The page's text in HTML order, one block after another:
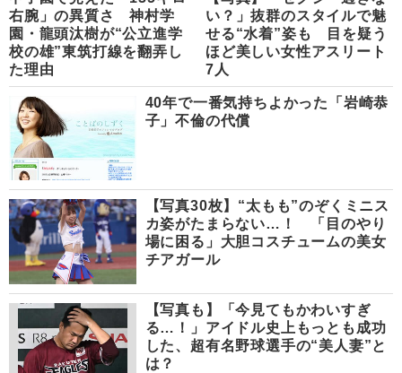
右腕」の異質さ 神村学
園・龍頭汰樹が“公立進学
校の雄”東筑打線を翻弄し
た理由
い？」抜群のスタイルで魅
せる“水着”姿も 目を疑う
ほど美しい女性アスリート
7人
40年で一番気持ちよかった「岩崎恭
子」不倫の代償
【写真30枚】“太もも”のぞくミニス
カ姿がたまらない…！ 「目のやり
場に困る」大胆コスチュームの美女
チアガール
【写真も】「今見てもかわいすぎ
る…！」アイドル史上もっとも成功
した、超有名野球選手の“美人妻”と
は？